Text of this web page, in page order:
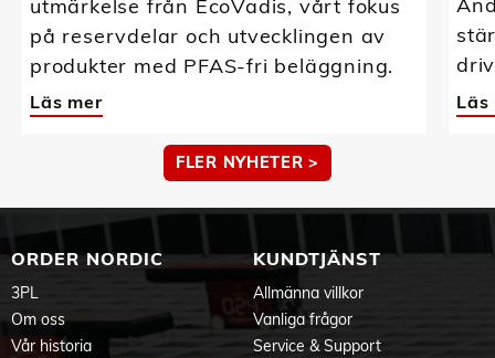
utmärkelse från EcoVadis, vårt fokus
på reservdelar och utvecklingen av
produkter med PFAS-fri beläggning.
Läs mer Läs
FLER NYHETER >
ORDER NORDIC
3PL
Om oss
Vår historia
KUNDTJÄNST
Allmänna villkor
Vanliga frågor
Service & Support